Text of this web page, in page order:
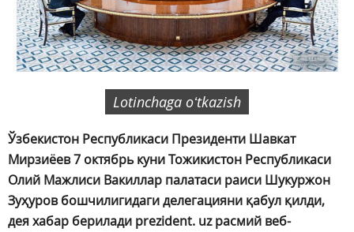
Lotinchaga oʻtkazish
Ўзбекистон Республикаси Президенти Шавкат
Мирзиёев 7 октябрь куни Тожикистон Республикаси
Олий Мажлиси Вакиллар палатаси раиси Шукуржон
Зуҳуров бошчилигидаги делегацияни қабул қилди,
дея хабар берилади prezident. uz расмий веб-